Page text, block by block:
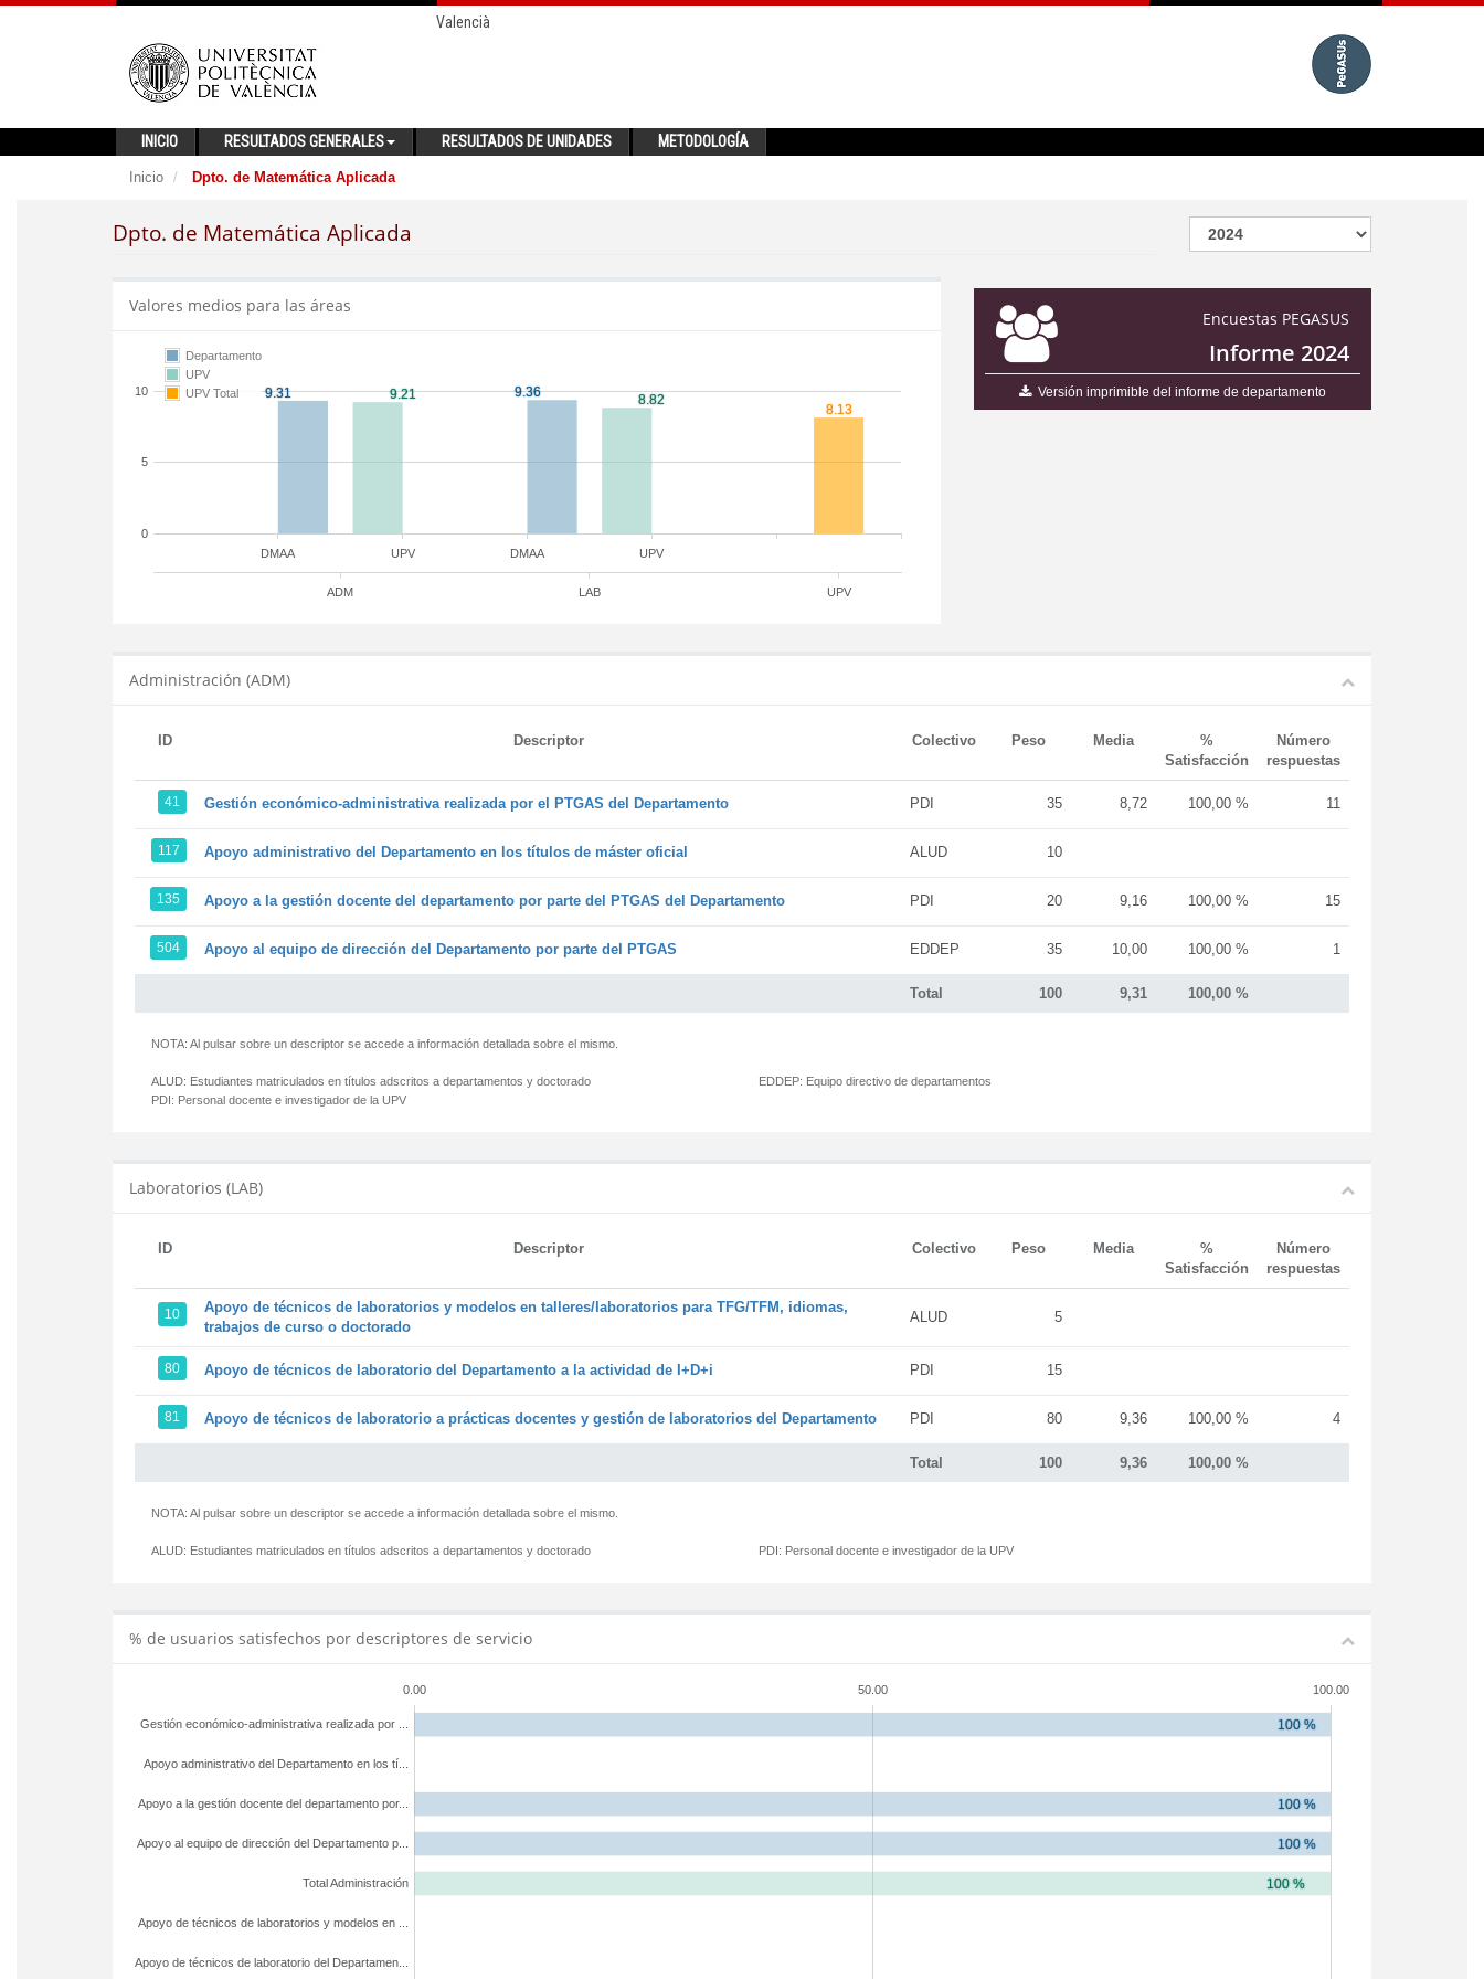
Valencià
INICIO RESULTADOS GENERALES RESULTADOS DE UNIDADES METODOLOGÍA
Inicio Dpto. de Matemática Aplicada
Dpto. de Matemática Aplicada
Encuestas PEGASUS
Informe 2024
Versión imprimible del informe de departamento
Valores medios para las áreas
DMAA DMAA
UPV UPV
ADM LAB UPV
0
5
10
Departamento
UPV
UPV Total
Administración (ADM)
ID Descriptor Colectivo Peso Media
%
Satisfacción
Número
respuestas
Total 100 9,31 100,00 %
41 Gestión económico-administrativa realizada por el PTGAS del Departamento PDI 35 8,72 100,00 % 11
117 Apoyo administrativo del Departamento en los títulos de máster oficial ALUD 10
135 Apoyo a la gestión docente del departamento por parte del PTGAS del Departamento PDI 20 9,16 100,00 % 15
504 Apoyo al equipo de dirección del Departamento por parte del PTGAS EDDEP 35 10,00 100,00 % 1
NOTA: Al pulsar sobre un descriptor se accede a información detallada sobre el mismo.
ALUD: Estudiantes matriculados en títulos adscritos a departamentos y doctorado
PDI: Personal docente e investigador de la UPV
EDDEP: Equipo directivo de departamentos
Laboratorios (LAB)
ID Descriptor Colectivo Peso Media
%
Satisfacción
Número
respuestas
Total 100 9,36 100,00 %
10
Apoyo de técnicos de laboratorios y modelos en talleres/laboratorios para TFG/TFM, idiomas,
trabajos de curso o doctorado
ALUD 5
80 Apoyo de técnicos de laboratorio del Departamento a la actividad de I+D+i PDI 15
81 Apoyo de técnicos de laboratorio a prácticas docentes y gestión de laboratorios del Departamento PDI 80 9,36 100,00 % 4
NOTA: Al pulsar sobre un descriptor se accede a información detallada sobre el mismo.
ALUD: Estudiantes matriculados en títulos adscritos a departamentos y doctorado PDI: Personal docente e investigador de la UPV
% de usuarios satisfechos por descriptores de servicio
0.00 50.00 100.00
Apoyo de técnicos de laboratorio del Departamen...
Apoyo de técnicos de laboratorios y modelos en ...
Total Administración
Apoyo al equipo de dirección del Departamento p...
Apoyo a la gestión docente del departamento por...
Apoyo administrativo del Departamento en los tí...
Gestión económico-administrativa realizada por ...